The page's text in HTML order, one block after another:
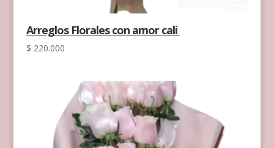
Arreglos Florales con amor cali
$ 220.000